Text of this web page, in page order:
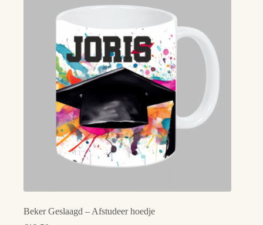
Beker Geslaagd – Afstudeer hoedje